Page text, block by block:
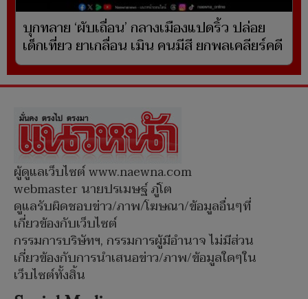
บุกทลาย ‘ผับเถื่อน’ กลางเมืองแปดริ้ว ปล่อย
เด็กเที่ยว ยาเกลื่อน เมิน คนมีสี ยกพลเคลียร์คดี
ผู้ดูแลเว็บไซต์ www.naewna.com
webmaster นายปรเมษฐ์ ภู่โต
ดูแลรับผิดชอบข่าว/ภาพ/โฆษณา/ข้อมูลอื่นๆที่
เกี่ยวข้องกับเว็บไซต์
กรรมการบริษัทฯ, กรรมการผู้มีอำนาจ ไม่มีส่วน
เกี่ยวข้องกับการนำเสนอข่าว/ภาพ/ข้อมูลใดๆใน
เว็บไซต์ทั้งสิ้น